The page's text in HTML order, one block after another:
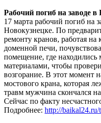
Рабочий погиб на заводе в
17 марта рабочий погиб
Новокузнецке. По
ремонту кранов, работая на
доменной печи,
помещение, где
материалами, чтобы
возгорание. В этот момент
мостового крана, которая
травм мужчина скончался
Сейчас по факту
Подробнее: http://